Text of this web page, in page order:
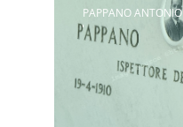
PAPPANO ANTONIO